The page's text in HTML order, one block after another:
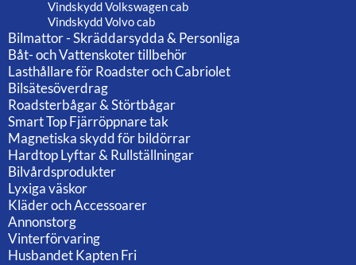
Vindskydd Volkswagen cab
Vindskydd Volvo cab
Bilmattor - Skräddarsydda & Personliga
Båt- och Vattenskoter tillbehör
Lasthållare för Roadster och Cabriolet
Bilsätesöverdrag
Roadsterbågar & Störtbågar
Smart Top Fjärröppnare tak
Magnetiska skydd för bildörrar
Hardtop Lyftar & Rullställningar
Bilvårdsprodukter
Lyxiga väskor
Kläder och Accessoarer
Annonstorg
Vinterförvaring
Husbandet Kapten Fri